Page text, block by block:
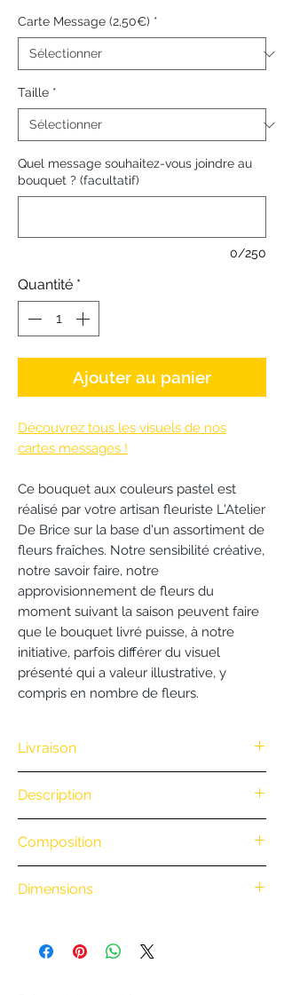
Carte Message (2,50€) *
Taille *
Quel message souhaitez-vous joindre au
bouquet ? (facultatif)
0/250
Quantité *
Ajouter au panier
Découvrez tous les visuels de nos
cartes messages !
Ce bouquet aux couleurs pastel est
réalisé par votre artisan fleuriste L'Atelier
De Brice sur la base d'un assortiment de
fleurs fraîches. Notre sensibilité créative,
notre savoir faire, notre
approvisionnement de fleurs du
moment suivant la saison peuvent faire
que le bouquet livré puisse, à notre
initiative, parfois différer du visuel
présenté qui a valeur illustrative, y
compris en nombre de fleurs.
Livraison
100€ d'achat. (Exclusivité Web non
valable pour une commande
par téléphone)
• Retrait en boutique : gratuit
• Livraison à vélo par notre coursier
0 à 3 km : 8 €
Description
Composition
Dimensions